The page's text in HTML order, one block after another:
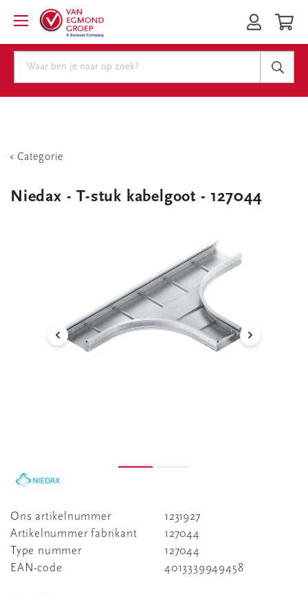
Categorie
Niedax - T-stuk kabelgoot - 127044
Ons artikelnummer
1231927
Artikelnummer fabrikant
127044
Type nummer
127044
EAN-code
4013339949458